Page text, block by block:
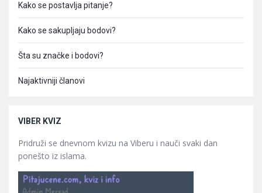
Kako se postavlja pitanje?
Kako se sakupljaju bodovi?
Šta su značke i bodovi?
Najaktivniji članovi
VIBER KVIZ
Pridruži se dnevnom kvizu na Viberu i nauči svaki dan
ponešto iz islama.